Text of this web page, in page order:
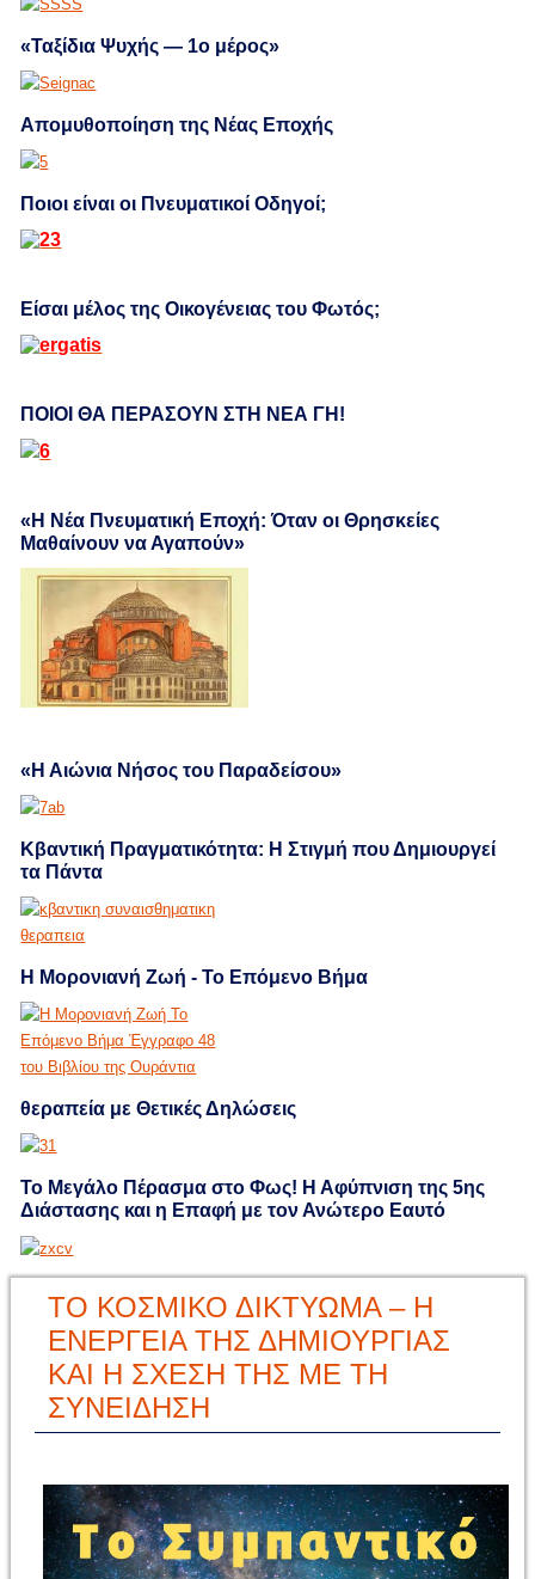
«Ταξίδια Ψυχής — 1ο μέρος»
Απομυθοποίηση της Νέας Εποχής
Ποιοι είναι οι Πνευματικοί Οδηγοί;
Είσαι μέλος της Οικογένειας του Φωτός;
ΠΟΙΟΙ ΘΑ ΠΕΡΑΣΟΥΝ ΣΤΗ ΝΕΑ ΓΗ!
«Η Νέα Πνευματική Εποχή: Όταν οι Θρησκείες
Μαθαίνουν να Αγαπούν»
«Η Αιώνια Νήσος του Παραδείσου»
Κβαντική Πραγματικότητα: Η Στιγμή που Δημιουργεί
τα Πάντα
Η Μορονιανή Ζωή - Το Επόμενο Βήμα
θεραπεία με Θετικές Δηλώσεις
Το Μεγάλο Πέρασμα στο Φως! Η Αφύπνιση της 5ης
Διάστασης και η Επαφή με τον Ανώτερο Εαυτό
ΤΟ ΚΟΣΜΙΚΟ ΔΙΚΤΥΩΜΑ – Η
ΕΝΕΡΓΕΙΑ ΤΗΣ ΔΗΜΙΟΥΡΓΙΑΣ
ΚΑΙ Η ΣΧΕΣΗ ΤΗΣ ΜΕ ΤΗ
ΣΥΝΕΙΔΗΣΗ